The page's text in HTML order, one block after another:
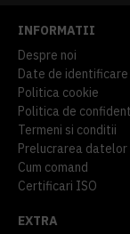
INFORMATII
Despre noi
Date de
Politica cookie
Politica de
Termeni si conditii
Prelucrarea
Cum comand
Certificari ISO
EXTRA